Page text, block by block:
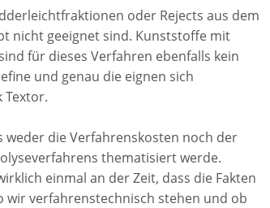
oder Rejects aus dem
nicht geeignet sind. Kunststoffe mit
für dieses Verfahren ebenfalls kein
und genau die eignen sich
Textor.
weder die Verfahrenskosten noch der
thematisiert werde.
einmal an der Zeit, dass die Fakten
wir verfahrenstechnisch stehen und ob